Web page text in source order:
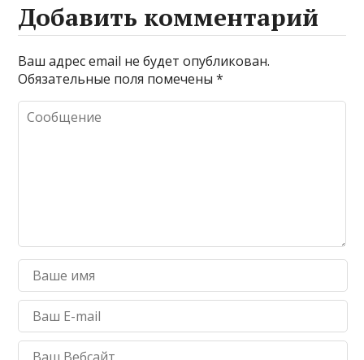
Добавить комментарий
Ваш адрес email не будет опубликован.
Обязательные поля помечены*